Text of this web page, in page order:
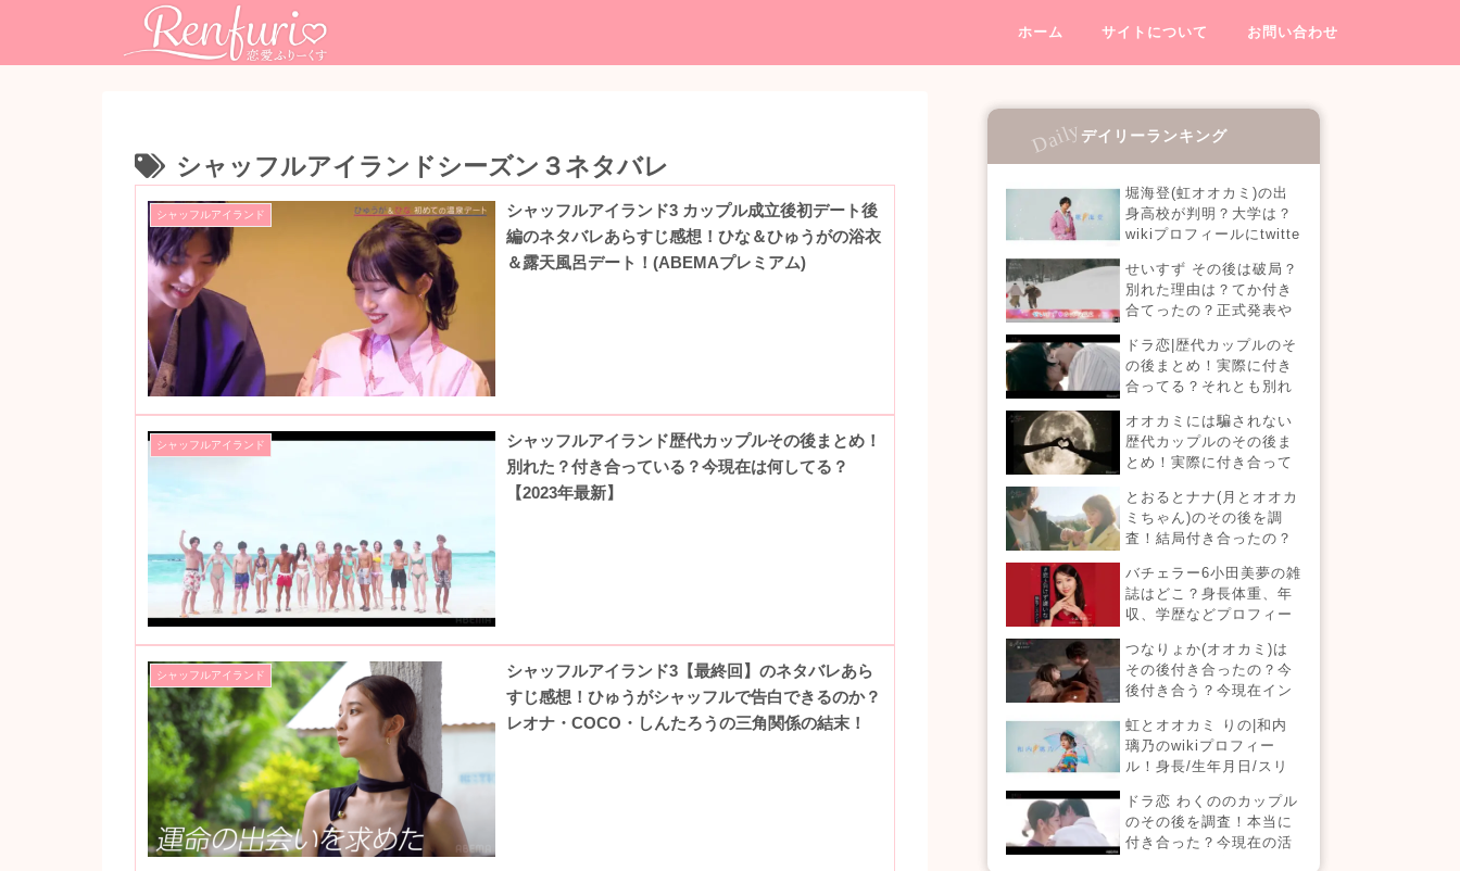
ホーム サイトについて お問い合わせ
シャッフルアイランドシーズン３ネタバレ
シャッフルアイランド
シャッフルアイランド3 カップル成立後初デート後
編のネタバレあらすじ感想！ひな＆ひゅうがの浴衣
＆露天風呂デート！(ABEMAプレミアム)
シャッフルアイランド
シャッフルアイランド歴代カップルその後まとめ！
別れた？付き合っている？今現在は何してる？
【2023年最新】
シャッフルアイランド
シャッフルアイランド3【最終回】のネタバレあら
すじ感想！ひゅうがシャッフルで告白できるのか？
レオナ・COCO・しんたろうの三角関係の結末！
デイリーランキング
堀海登(虹オオカミ)の出
身高校が判明？大学は？
wikiプロフィールにtwitte
オカミには騙されない】
せいすず その後は破局？
別れた理由は？てか付き
合てったの？正式発表や
ドラ恋|歴代カップルのそ
の後まとめ！実際に付き
合ってる？それとも別れ
【恋愛ドラマな恋がした
い】
オオカミには騙されない
歴代カップルのその後ま
とめ！実際に付き合って
現在の活動は？
とおるとナナ(月とオオカ
ミちゃん)のその後を調
査！結局付き合ったの？
バチェラー6小田美夢の雑
誌はどこ？身長体重、年
収、学歴などプロフィー
つなりょか(オオカミ)は
その後付き合ったの？今
後付き合う？今現在イン
虹とオオカミ りの|和内
璃乃のwikiプロフィー
ル！身長/生年月日/スリ
ドラ恋 わくののカップル
のその後を調査！本当に
付き合った？今現在の活